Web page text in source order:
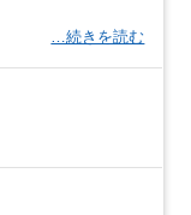
…続きを読む